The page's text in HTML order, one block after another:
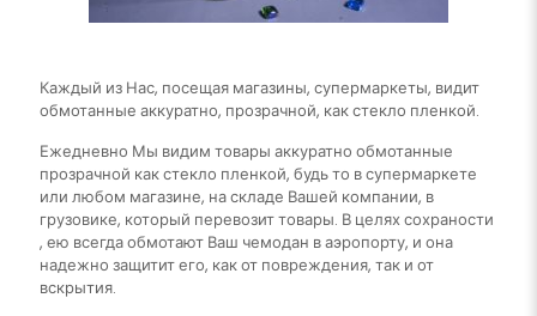
Каждый из Нас, посещая магазины, супермаркеты, видит
обмотанные аккуратно, прозрачной, как стекло пленкой.
Ежедневно Мы видим товары аккуратно обмотанные
прозрачной как стекло пленкой, будь то в супермаркете
или любом магазине, на складе Вашей компании, в
грузовике, который перевозит товары. В целях сохраности
, ею всегда обмотают Ваш чемодан в аэропорту, и она
надежно защитит его, как от повреждения, так и от
вскрытия.